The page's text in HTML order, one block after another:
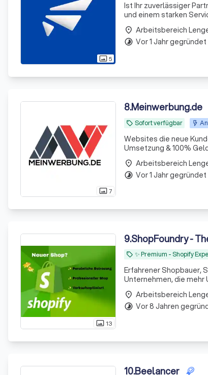
photo_size_select_actual5
Ist Ihr zuverlässiger
und einem starken
Projekte. Unser
place
timelapse Vor 1 Jahr gegründet
photo_size_select_actual7
8.Meinwerbung.de
local_offer Sofort verfügbar
Websites die neue
Umsetzung & 100%
place
timelapse Vor 1 Jahr gegründet
photo_size_select_actual 13
9.ShopFoundry -
local_offer ✨️ Premium - Shopify
Erfahrener Shopbauer,
Unternehmen, die
place
timelapse Vor 8 Jahren
10.Beelancer